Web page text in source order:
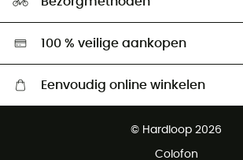
100 % veilige aankopen
Eenvoudig online winkelen
Gratis retourneren binnen 100 dagen
© Hardloop 2026
Colofon